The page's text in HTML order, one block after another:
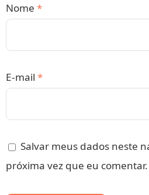
Nome *
E-mail *
Salvar meus dados neste
próxima vez que eu comentar.